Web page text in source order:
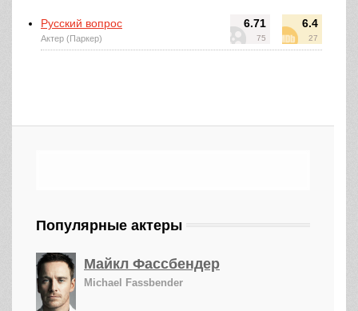
6.71
75
6.4
27
Русский вопрос
Актер (Паркер)
Популярные актеры
Майкл Фассбендер
Michael Fassbender